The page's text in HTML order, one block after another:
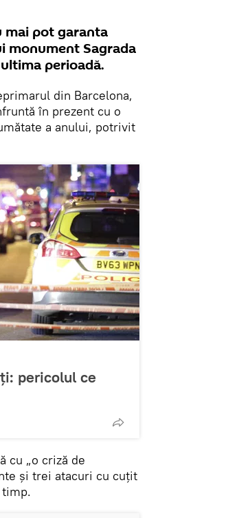
mai pot garanta
monument Sagrada
perioadă.
din Barcelona,
în prezent cu o
a anului, potrivit
pericolul ce
cu „o criză de
și trei atacuri cu cuțit